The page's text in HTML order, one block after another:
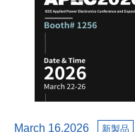
March 16,2026 新製品